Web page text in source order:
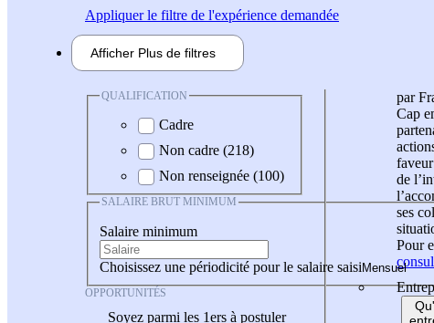
Appliquerle filtre de l'expérience demandée
Afficher Plus de filtres
QUALIFICATION
Cadre
Non cadre (218)
Non renseignée (100)
SALAIRE BRUT MINIMUM
Salaire minimum
Choisissez une périodicité pour le salaire saisi
OPPORTUNITÉS
Soyez parmi les 1ers à postuler
par
Cap
de
ses
Pour